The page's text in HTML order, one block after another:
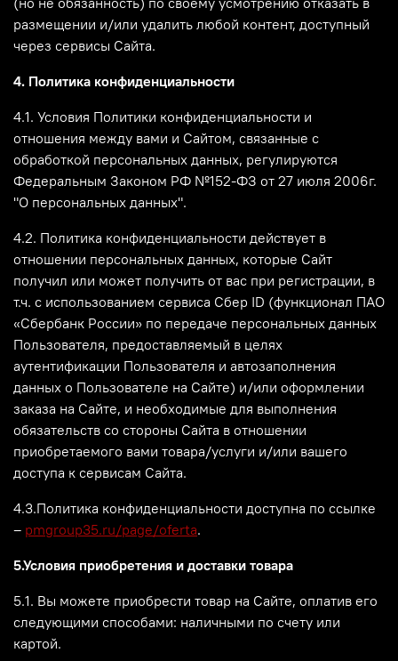
размещении и/или удалить любой контент, доступный
через сервисы Сайта.
4. Политика конфиденциальности
4.1. Условия Политики конфиденциальности и
отношения между вами и Сайтом, связанные с
обработкой персональных данных, регулируются
Федеральным Законом РФ №152-ФЗ от 27 июля 2006г.
"О персональных данных".
4.2. Политика конфиденциальности действует в
отношении персональных данных, которые Сайт
получил или может получить от вас при регистрации, в
т.ч. с использованием сервиса Сбер ID (функционал ПАО
«Сбербанк России» по передаче персональных данных
Пользователя, предоставляемый в целях
аутентификации Пользователя и автозаполнения
данных о Пользователе на Сайте) и/или оформлении
заказа на Сайте, и необходимые для выполнения
обязательств со стороны Сайта в отношении
приобретаемого вами товара/услуги и/или вашего
доступа к сервисам Сайта.
4.3.Политика конфиденциальности доступна по ссылке
– pmgroup35.ru/page/oferta.
5.Условия приобретения и доставки товара
5.1. Вы можете приобрести товар на Сайте, оплатив его
следующими способами: наличными по счету или
картой.